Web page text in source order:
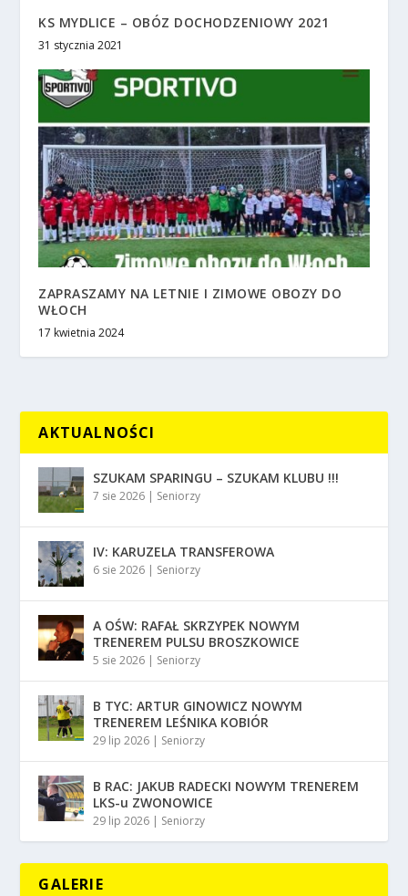
KS MYDLICE – OBÓZ DOCHODZENIOWY 2021
31 stycznia 2021
ZAPRASZAMY NA LETNIE I ZIMOWE OBOZY DO
WŁOCH
17 kwietnia 2024
AKTUALNOŚCI
SZUKAM SPARINGU – SZUKAM KLUBU !!!
7 sie 2026 Seniorzy
IV: KARUZELA TRANSFEROWA
6 sie 2026 Seniorzy
A OŚW: RAFAŁ SKRZYPEK NOWYM
TRENEREM PULSU BROSZKOWICE
5 sie 2026 Seniorzy
B TYC: ARTUR GINOWICZ NOWYM
TRENEREM LEŚNIKA KOBIÓR
29 lip 2026 Seniorzy
B RAC: JAKUB RADECKI NOWYM TRENEREM
LKS-u ZWONOWICE
29 lip 2026 Seniorzy
GALERIE